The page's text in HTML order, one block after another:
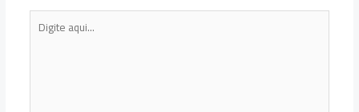
Digite
aqui...